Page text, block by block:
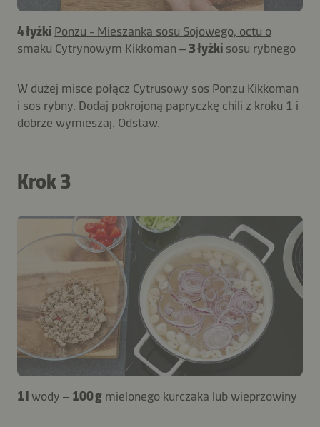
4 łyżki Ponzu - Mieszanka sosu Sojowego, octu o
smaku Cytrynowym Kikkoman – 3 łyżki sosu rybnego
W dużej misce połącz Cytrusowy sos Ponzu Kikkoman
i sos rybny. Dodaj pokrojoną papryczkę chili z kroku 1 i
dobrze wymieszaj. Odstaw.
Krok 3
1 l wody – 100 g mielonego kurczaka lub wieprzowiny